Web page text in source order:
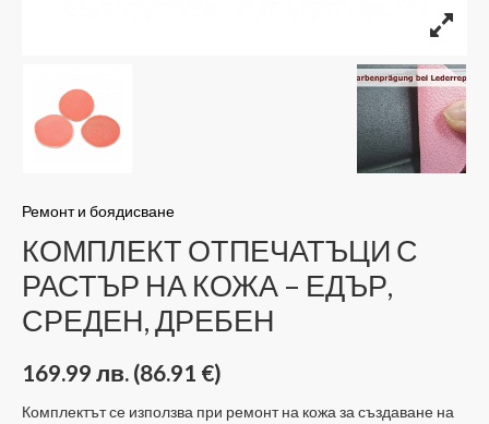
Ремонт и боядисване
КОМПЛЕКТ ОТПЕЧАТЪЦИ С
РАСТЪР НА КОЖА – ЕДЪР,
СРЕДЕН, ДРЕБЕН
169.99 лв. (86.91 €)
Комплектът се използва при ремонт на кожа за създаване на